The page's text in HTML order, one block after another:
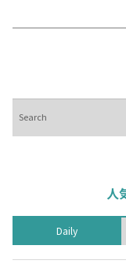
メキシコ旅行
トピックス一覧
Topics List
索
人
Daily